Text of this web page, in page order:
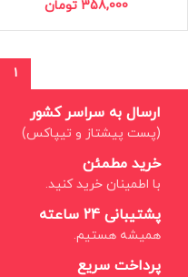
358,000 تومان
۱
ارسال به سراسر کشور
(پست پیشتاز و تیپاکس)
خرید مطمئن
با اطمینان خرید کنید.
پشتیبانی 24 ساعته
همیشه هستیم.
پرداخت سریع